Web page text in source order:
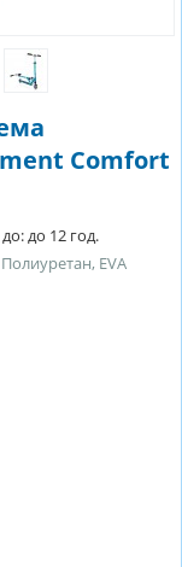
Comfort
до 12 год.
EVA